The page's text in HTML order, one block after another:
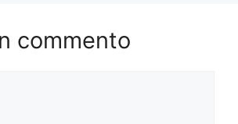
commento